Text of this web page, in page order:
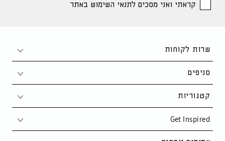
קראתי ואני מסכים לתנאי השימוש באתר
שרות לקוחות
צור קשר
1-700-50-80-90
support@kaza.co.il
סניפים
חיפה
פתח תקווה
קטגוריות
סלון
Get Inspired